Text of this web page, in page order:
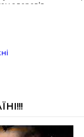
здоров’я
— Гаївка”
згасає. Історія сили
сила зі Східниці.
чемпіонка Європи з